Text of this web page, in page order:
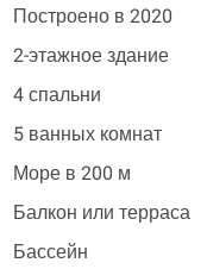
Построено в 2020
2-этажное здание
4 спальни
5 ванных комнат
Море в 200 м
Балкон или терраса
Бассейн